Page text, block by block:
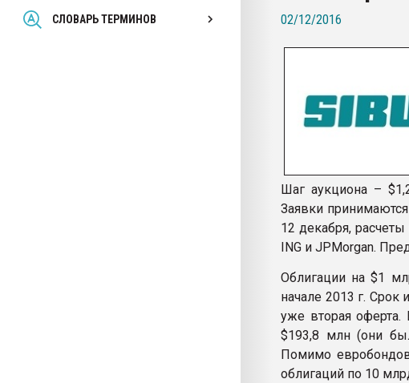
СЛОВАРЬ ТЕРМИНОВ
Всё, что касается выдува ПЭТ
бутылок02/12/2016
Шаг аукциона –
Заявки
12 декабря,
ING и JPMorgan.
Облигации на $1
начале 2013 г. Срок
уже вторая оферта.
$193,8 млн (они
Помимо
облигаций по 10